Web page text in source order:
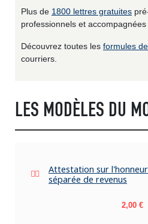
Plus de 1800 lettres gratuites
professionnels et
Découvrez toutes les formules
courriers.
LES MODÈLES DU
Attestation sur
séparée de revenus
Prix
2,00 €